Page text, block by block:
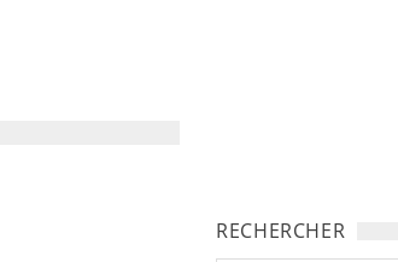
RECHERCHER